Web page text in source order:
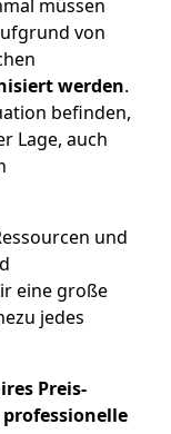
müssen
von
werden.
befinden,
Lage, auch
und
eine große
jedes
Preis-